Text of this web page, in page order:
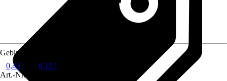
Gebindegröße
0,4 l
0,15 l
Art.-Nr.